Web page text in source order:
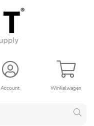
Winkelwagen
Account